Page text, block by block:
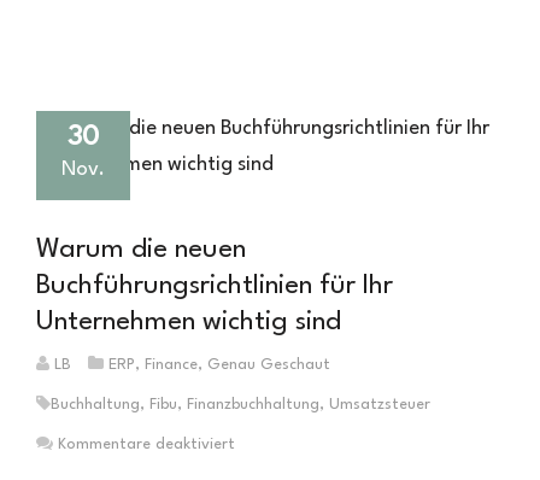
30
Nov.
Warum die neuen
Buchführungsrichtlinien für Ihr
Unternehmen wichtig sind
LB ERP, Finance, Genau Geschaut
Buchhaltung, Fibu, Finanzbuchhaltung, Umsatzsteuer
Kommentare deaktiviert